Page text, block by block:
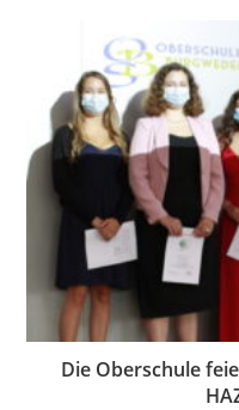
Die Oberschule